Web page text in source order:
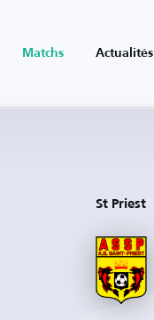
Matchs Actualités
St Priest